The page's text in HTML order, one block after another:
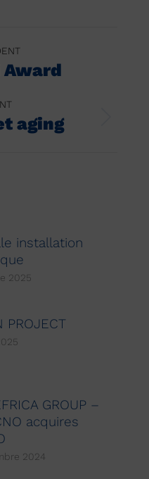
Award
aging
installation
2025
PROJECT
GROUP –
acquires
2024